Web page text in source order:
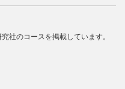
社のコースを掲載しています。